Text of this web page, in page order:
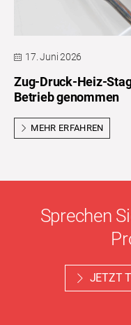
17. Juni 2026
Zug-Druck-Heiz-
Betrieb genommen
MEHR ERFAHREN
Sprechen
JETZT